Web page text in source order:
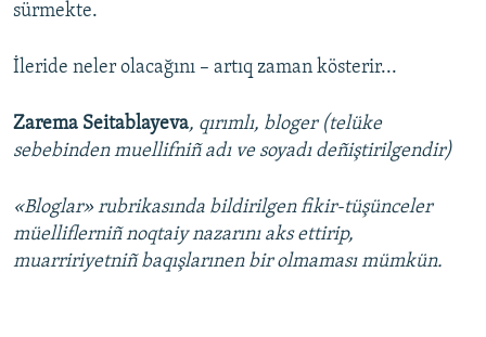
sürmekte.
İleride neler olacağını – artıq zaman kösterir...
Zarema Seitablayeva, qırımlı, bloger (telüke
sebebinden muellifniñ adı ve soyadı deñiştirilgendir)
«Bloglar» rubrikasında bildirilgen fikir-tüşünceler
müelliflerniñ noqtaiy nazarını aks ettirip,
muarririyetniñ baqışlarınen bir olmaması mümkün.